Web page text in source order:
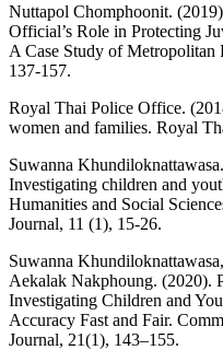
Nuttapol Chomphoonit.
Official’s Role in Protecting
A Case Study of Metropolitan
137-157.
Royal Thai Police Office.
women and families. Royal
Suwanna
Investigating children and
Humanities and Social
Journal, 11 (1), 15-26.
Suwanna
Aekalak Nakphoung. (2020).
Investigating Children and
Accuracy Fast and Fair.
Journal, 21(1), 143–155.